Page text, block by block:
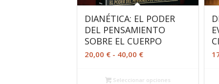
DIANÉTICA: EL PODER
DEL PENSAMIENTO
SOBRE EL CUERPO
20,00 € - 40,00 €Rango
Seleccionar opciones